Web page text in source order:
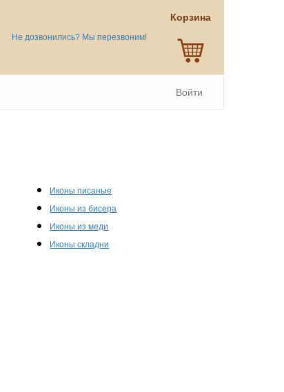
Не дозвонились? Мы перезвоним!
Корзина
Войти
Иконы писаные
Иконы из бисера
Иконы из меди
Иконы складни